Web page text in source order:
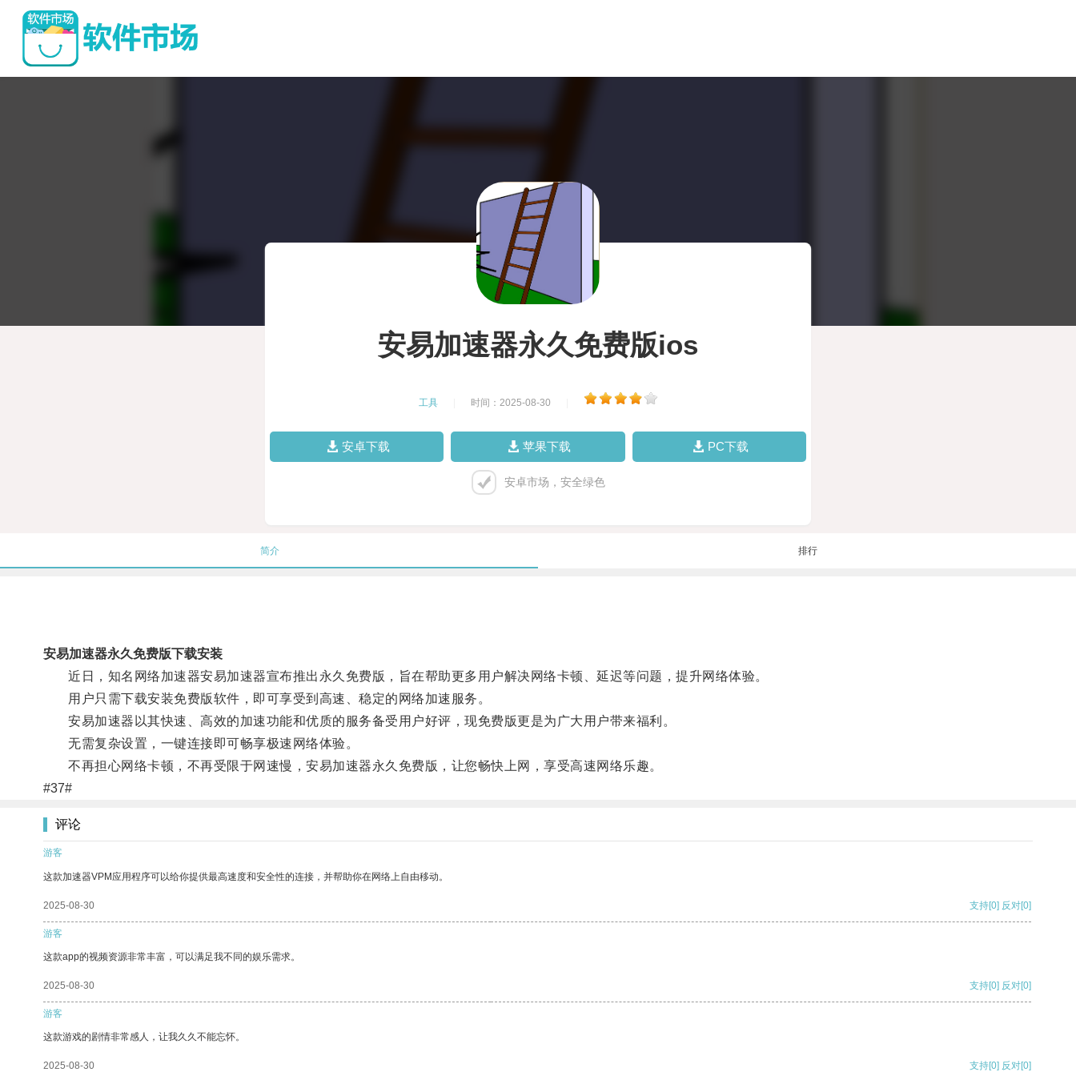
安易加速器永久免费版ios
工具 时间：2025-08-30
安卓下载 苹果下载 PC下载
安卓市场，安全绿色
简介 排行
安易加速器永久免费版下载安装
近日，知名网络加速器安易加速器宣布推出永久免费版，旨在帮助更多用户解决网络卡顿、延迟等问题，提升网络体验。
用户只需下载安装免费版软件，即可享受到高速、稳定的网络加速服务。
安易加速器以其快速、高效的加速功能和优质的服务备受用户好评，现免费版更是为广大用户带来福利。
无需复杂设置，一键连接即可畅享极速网络体验。
不再担心网络卡顿，不再受限于网速慢，安易加速器永久免费版，让您畅快上网，享受高速网络乐趣。
#37#
评论
游客
这款加速器VPM应用程序可以给你提供最高速度和安全性的连接，并帮助你在网络上自由移动。
2025-08-30 支持[0] 反对[0]
游客
这款app的视频资源非常丰富，可以满足我不同的娱乐需求。
2025-08-30 支持[0] 反对[0]
游客
这款游戏的剧情非常感人，让我久久不能忘怀。
2025-08-30 支持[0] 反对[0]